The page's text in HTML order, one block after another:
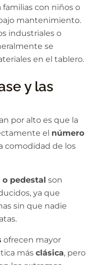
con niños o
mantenimiento.
industriales o
se
en el tablero.
y las
por alto es que la
el número
comodidad de los
pedestal son
ya que
sin que nadie
ofrecen mayor
más clásica, pero